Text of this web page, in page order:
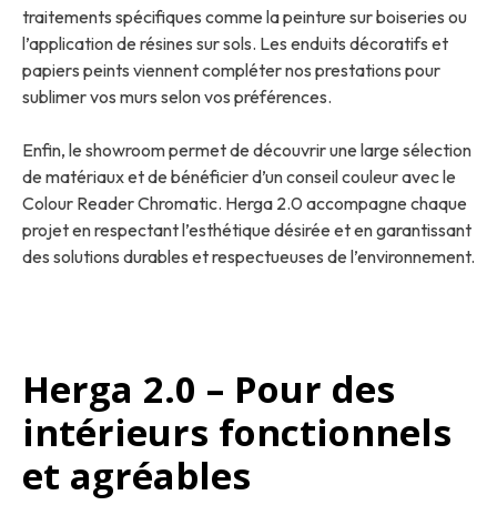
traitements spécifiques comme la peinture sur boiseries ou
l’application de résines sur sols. Les enduits décoratifs et
papiers peints viennent compléter nos prestations pour
sublimer vos murs selon vos préférences.
Enfin, le showroom permet de découvrir une large sélection
de matériaux et de bénéficier d’un conseil couleur avec le
Colour Reader Chromatic. Herga 2.0 accompagne chaque
projet en respectant l’esthétique désirée et en garantissant
des solutions durables et respectueuses de l’environnement.
Herga 2.0 – Pour des
intérieurs fonctionnels
et agréables